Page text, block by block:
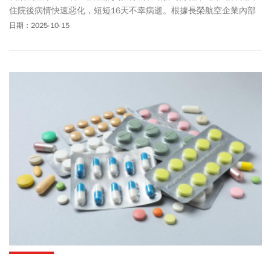
住院後病情快速惡化，短短16天不幸病逝。根據長榮航空企業內部
員工使用的通訊軟體Team+對話，該名空服員疑似罹患「史迪爾氏
日期：2025-10-15